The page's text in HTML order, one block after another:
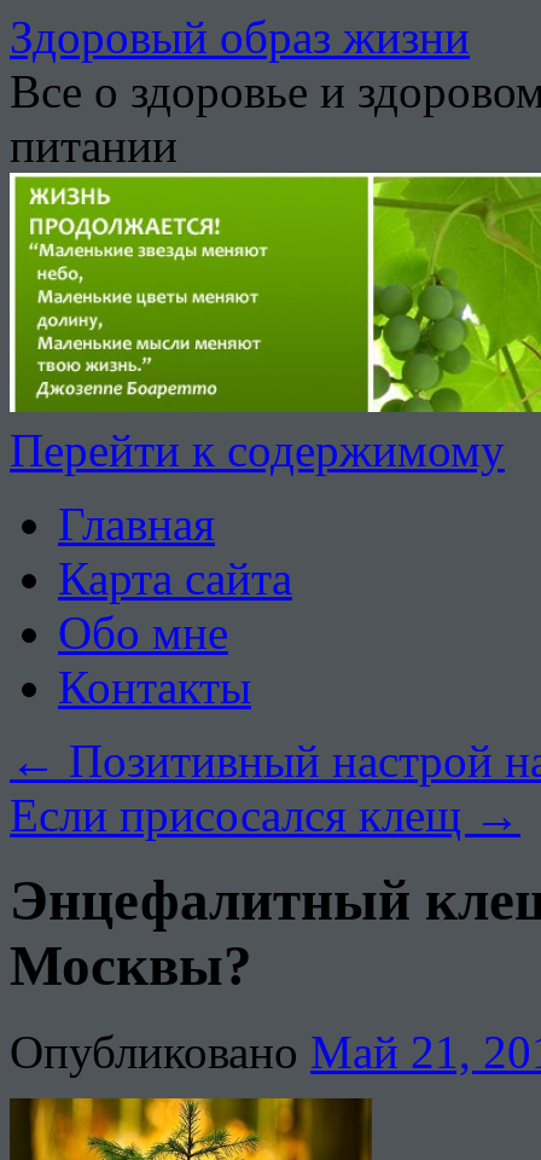
Здоровый образ жизни
Все о здоровье и
питании
Перейти к содержимому
Главная
Карта сайта
Обо мне
Контакты
← Позитивный настрой
Если присосался клещ →
Энцефалитный
Москвы?
Опубликовано Май 21,